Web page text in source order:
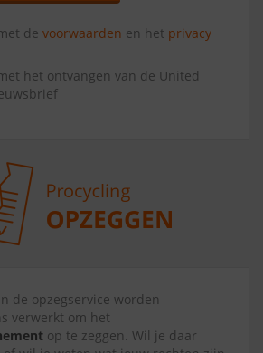
de voorwaarden en het privacy
het ontvangen van de United
de opzegservice worden
verwerkt om het
op te zeggen. Wil je daar